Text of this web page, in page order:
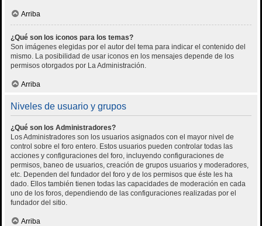
Arriba
¿Qué son los iconos para los temas?
Son imágenes elegidas por el autor del tema para indicar el contenido del
mismo. La posibilidad de usar iconos en los mensajes depende de los
permisos otorgados por La Administración.
Arriba
Niveles de usuario y grupos
¿Qué son los Administradores?
Los Administradores son los usuarios asignados con el mayor nivel de
control sobre el foro entero. Estos usuarios pueden controlar todas las
acciones y configuraciones del foro, incluyendo configuraciones de
permisos, baneo de usuarios, creación de grupos usuarios y moderadores,
etc. Dependen del fundador del foro y de los permisos que éste les ha
dado. Ellos también tienen todas las capacidades de moderación en cada
uno de los foros, dependiendo de las configuraciones realizadas por el
fundador del sitio.
Arriba